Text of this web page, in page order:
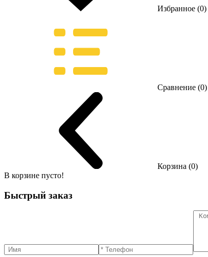
Избранное (0)
Сравнение (0)
Корзина (0)
В корзине пусто!
Быстрый заказ